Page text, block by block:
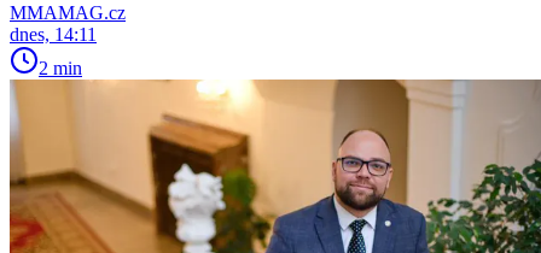
MMAMAG.cz
dnes, 14:11
2 min